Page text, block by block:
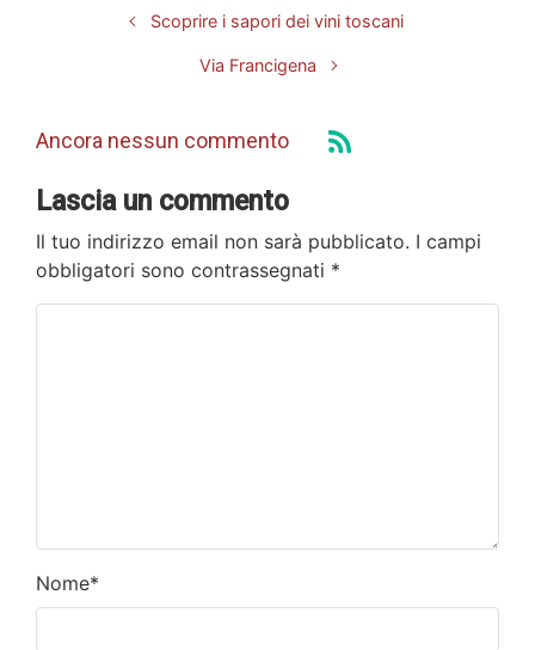
Scoprire i sapori dei vini toscani
Via Francigena
Ancora nessun commento
Lascia un commento
Il tuo indirizzo email non sarà pubblicato. I campi
obbligatori sono contrassegnati *
Nome*